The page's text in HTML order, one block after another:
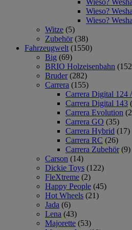
Wieso?
Wieso?
Wieso?
Witze (5)
Zubehör (38)
Fahrzeugwelt (1550)
Big (69)
BRIO Holzeisenbahn
Bruder (282)
Carrera (155)
Carrera Digital 124
Carrera Digital 143
Carrera Evolution
Carrera GO (35)
Carrera Hybrid (17)
Carrera RC (26)
Carrera Zubehör (9)
Carson (14)
Dickie Toys (122)
FleXtreme (2)
Happy People (45)
Hot Wheels (21)
Jada (6)
Lena (43)
Majorette (53)